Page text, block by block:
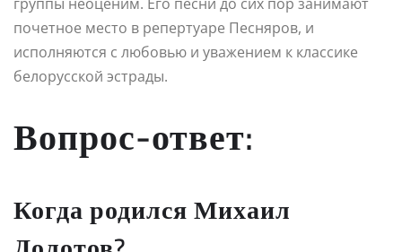
почетное место в репертуаре Песняров, и
исполняются с любовью и уважением к классике
белорусской эстрады.
Вопрос-ответ:
Когда родился Михаил